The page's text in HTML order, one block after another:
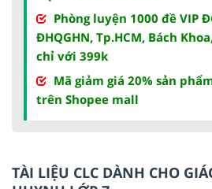
Phòng luyện 1000 đề VIP
ĐHQGHN, Tp.HCM, Bách
chỉ với 399k
Mã giảm giá 20% sản
trên Shopee mall
TÀI LIỆU CLC DÀNH CHO